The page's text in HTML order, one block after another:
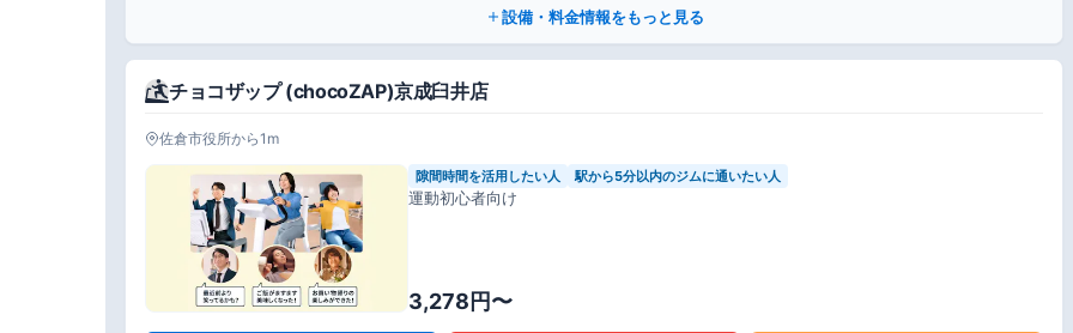
設備・料金情報をもっと見る
チョコザップ (chocoZAP)京成臼井店
佐倉市役所から1m
隙間時間を活用したい人 駅から5分以内のジムに通いたい人
運動初心者向け
3,278円〜